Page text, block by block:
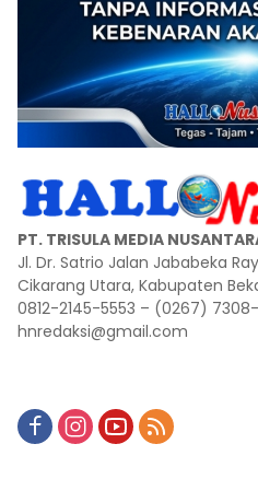
PT. TRISULA MEDIA
Jl. Dr. Satrio Jalan Jababeka
Cikarang Utara, Kabupaten
0812-2145-5553 – (0267)
hnredaksi@gmail.com